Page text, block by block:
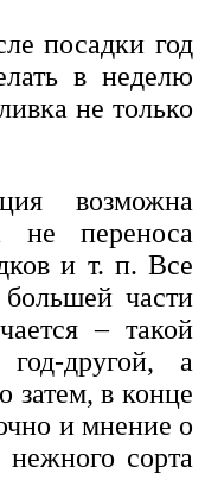
посадки год
в неделю
не только
возможна
переноса
и т. п. Все
части
– такой
другой, а
затем, в конце
и мнение о
сорта